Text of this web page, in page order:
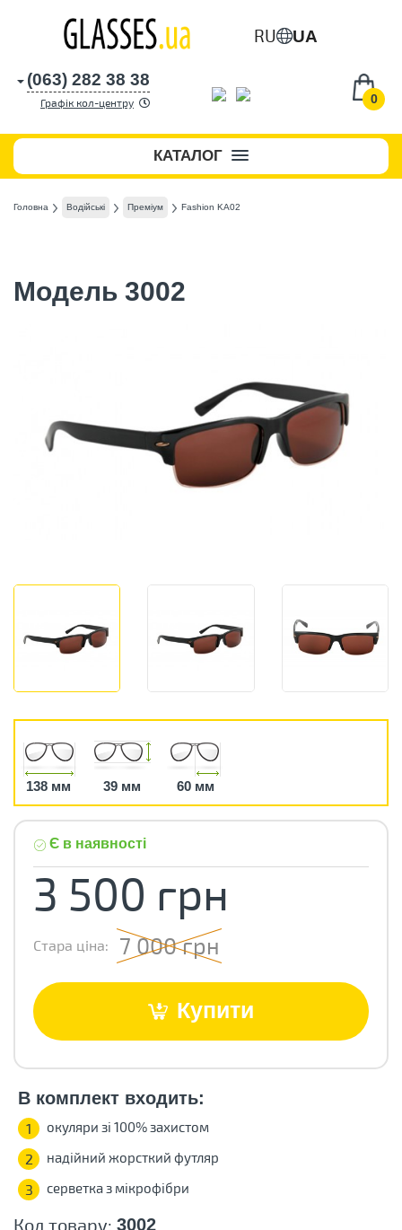
RU UA
0
(063) 282 38 38
Графік кол-центру
КАТАЛОГ
Головна Водійські Преміум Fashion KA02
Модель 3002
138 мм 39 мм 60 мм
Код товару: 3002
Є в наявності
3 500 грн
Стара ціна: 7 000 грн
Купити
В комплект входить:
1 окуляри зі 100% захистом
2 надійний жорсткий футляр
3 серветка з мікрофібри